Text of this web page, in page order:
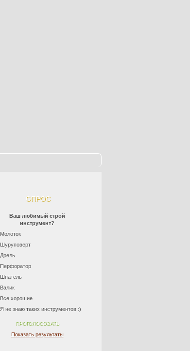
ОПРОС
Ваш любимый строй
инструмент?
Молоток
Шуруповерт
Дрель
Перфоратор
Шпатель
Валик
Все хорошие
Я не знаю таких инструментов :)
Показать результаты